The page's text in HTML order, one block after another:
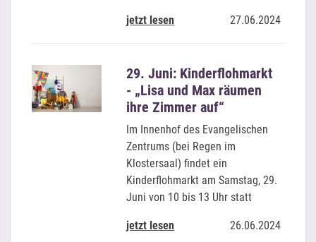
jetzt lesen 27.06.2024
29. Juni: Kinderflohmarkt
- „Lisa und Max räumen
ihre Zimmer auf“
Im Innenhof des Evangelischen
Zentrums (bei Regen im
Klostersaal) findet ein
Kinderflohmarkt am Samstag, 29.
Juni von 10 bis 13 Uhr statt
jetzt lesen 26.06.2024